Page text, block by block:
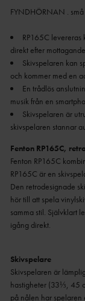
FYNDHÖRNAN .
RP165C
Skivspelaren kan
En trådlös
Skivspelaren är
skivspelaren stannar
Fenton RP165C,
Fenton RP165C
RP165C är en
Den retrodesignade
hör till att spela
samma stil. Självklart
igång direkt.
Skivspelare
Skivspelaren är
hastigheter (33⅓, 45
på nålen har spelaren